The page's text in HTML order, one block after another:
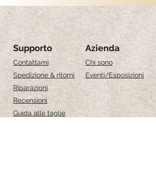
Ciondolo
Argento 925 placato oro, anallergico ( senza
nichel ).
Dimensione: 1cm
Supporto
Contattami
Spedizione & ritorni
Riparazioni
Recensioni
Guida alle taglie
Azienda
Chi sono
Eventi/Esposizioni